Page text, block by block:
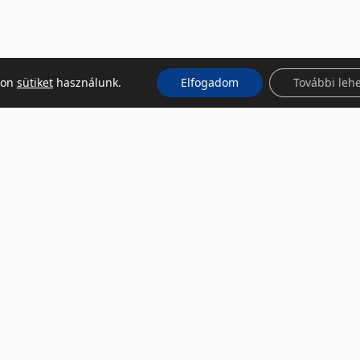
sütikethasználunk. Elfogadom További